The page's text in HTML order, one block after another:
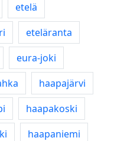
etelä
eteläranta
eura-joki
haapajärvi
haapakoski
haapaniemi